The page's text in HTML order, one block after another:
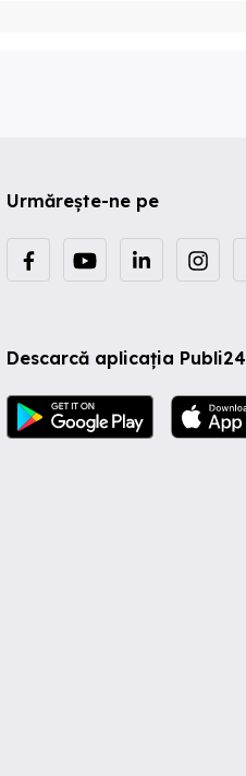
Urmărește-ne pe
Descarcă aplicația Publi24